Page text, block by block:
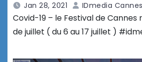
Jan 28, 2021 IDmedia Cannes
Covid-19 – le Festival de
de juillet ( du 6 au 17 juillet )